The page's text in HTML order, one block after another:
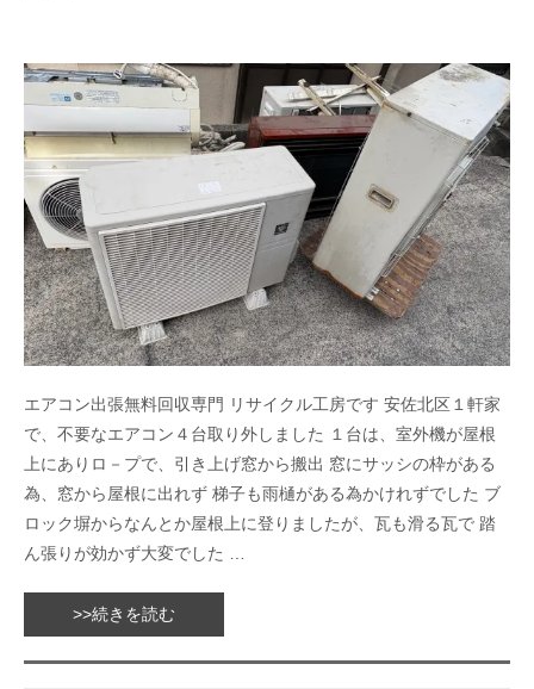
エアコン出張無料回収専門 リサイクル工房です 安佐北区１軒家
で、不要なエアコン４台取り外しました １台は、室外機が屋根
上にありロ－プで、引き上げ窓から搬出 窓にサッシの枠がある
為、窓から屋根に出れず 梯子も雨樋がある為かけれずでした ブ
ロック塀からなんとか屋根上に登りましたが、瓦も滑る瓦で 踏
ん張りが効かず大変でした …
>>続きを読む